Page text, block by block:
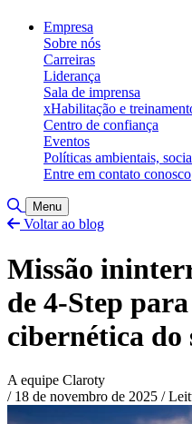
Empresa
Sobre nós
Carreiras
Liderança
Sala de imprensa
xHabilitação e
Centro de confiança
Eventos
Políticas ambientais,
Entre em contato conosco
Alternar pesquisa
Menu
Voltar ao blog
Missão
de 4-Step
cibernética do
A equipe Claroty
/ 18 de novembro de 2025 /